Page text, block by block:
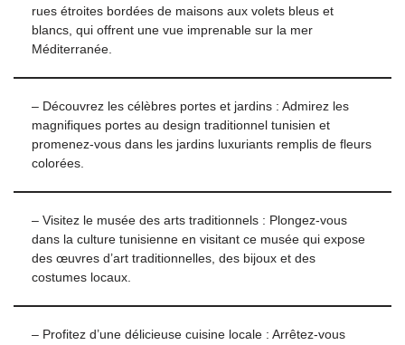
rues étroites bordées de maisons aux volets bleus et
blancs, qui offrent une vue imprenable sur la mer
Méditerranée.
– Découvrez les célèbres portes et jardins : Admirez les
magnifiques portes au design traditionnel tunisien et
promenez-vous dans les jardins luxuriants remplis de fleurs
colorées.
– Visitez le musée des arts traditionnels : Plongez-vous
dans la culture tunisienne en visitant ce musée qui expose
des œuvres d’art traditionnelles, des bijoux et des
costumes locaux.
– Profitez d’une délicieuse cuisine locale : Arrêtez-vous